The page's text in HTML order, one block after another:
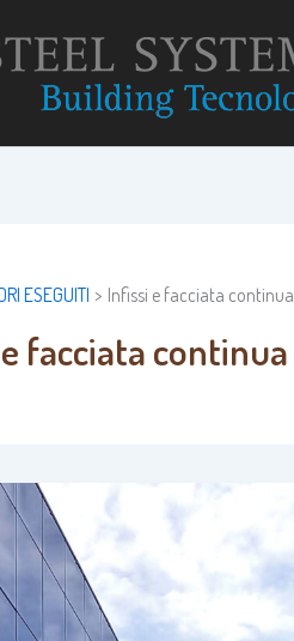
ESEGUITI Infissi e facciata continua
facciata continua